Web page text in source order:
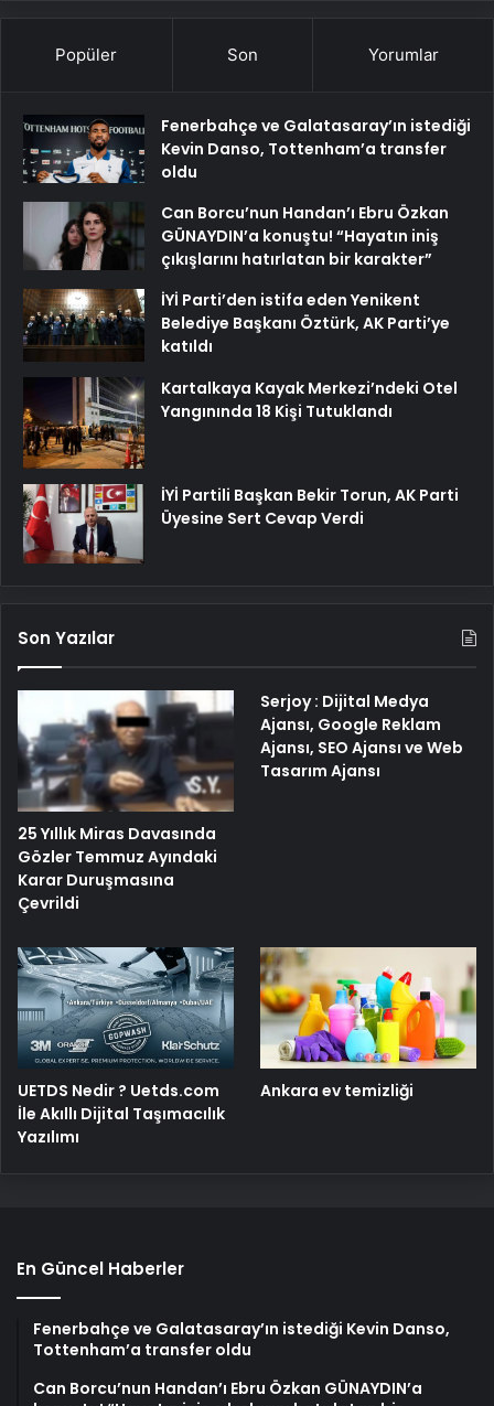
Popüler Son Yorumlar
Fenerbahçe ve Galatasaray’ın istediği
Kevin Danso, Tottenham’a transfer
oldu
Can Borcu’nun Handan’ı Ebru Özkan
GÜNAYDIN’a konuştu! “Hayatın iniş
çıkışlarını hatırlatan bir karakter”
İYİ Parti’den istifa eden Yenikent
Belediye Başkanı Öztürk, AK Parti’ye
katıldı
Kartalkaya Kayak Merkezi’ndeki Otel
Yangınında 18 Kişi Tutuklandı
İYİ Partili Başkan Bekir Torun, AK Parti
Üyesine Sert Cevap Verdi
Son Yazılar
25 Yıllık Miras Davasında
Gözler Temmuz Ayındaki
Karar Duruşmasına
Çevrildi
Serjoy : Dijital Medya
Ajansı, Google Reklam
Ajansı, SEO Ajansı ve Web
Tasarım Ajansı
UETDS Nedir ? Uetds.com
İle Akıllı Dijital Taşımacılık
Yazılımı
Ankara ev temizliği
En Güncel Haberler
Fenerbahçe ve Galatasaray’ın istediği Kevin Danso,
Tottenham’a transfer oldu
Can Borcu’nun Handan’ı Ebru Özkan GÜNAYDIN’a